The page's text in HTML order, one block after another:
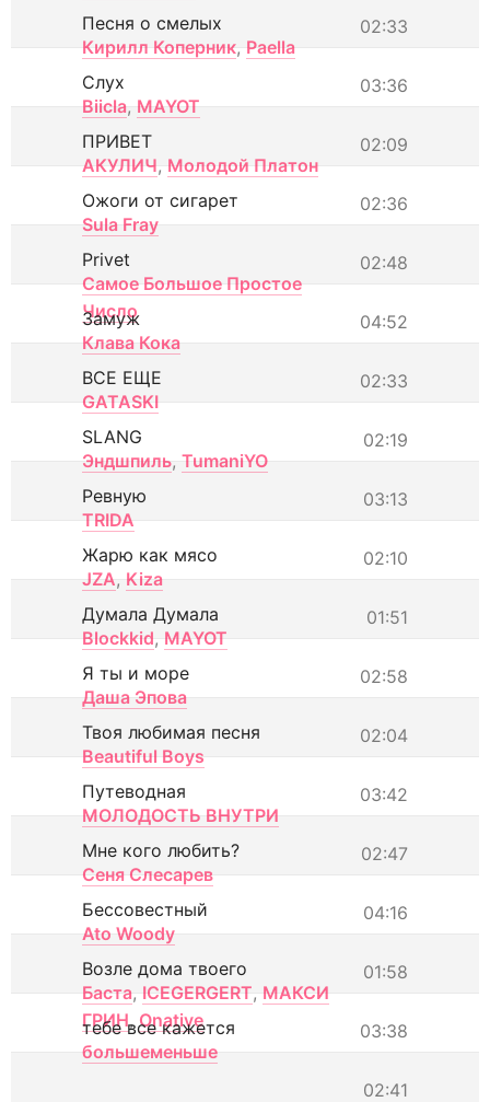
02:33
Песня о смелых
Кирилл Коперник, Paella
03:36
Слух
Biicla, MAYOT
02:09
ПРИВЕТ
АКУЛИЧ, Молодой Платон
02:36
Ожоги от сигарет
Sula Fray
02:48
Privet
Самое Большое Простое
Число
04:52
Замуж
Клава Кока
02:33
ВСЕ ЕЩЕ
GATASKI
02:19
SLANG
Эндшпиль, TumaniYO
03:13
Ревную
TRIDA
02:10
Жарю как мясо
JZA, Kiza
01:51
Думала Думала
Blockkid, MAYOT
02:58
Я ты и море
Даша Эпова
02:04
Твоя любимая песня
Beautiful Boys
03:42
Путеводная
МОЛОДОСТЬ ВНУТРИ
02:47
Мне кого любить?
Сеня Слесарев
04:16
Бессовестный
Ato Woody
01:58
Возле дома твоего
Баста, ICEGERGERT, МАКСИ
ГРИН, Onative 03:38
тебе все кажется
большеменьше
02:41